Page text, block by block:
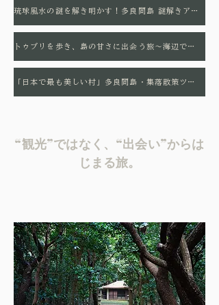
琉球風水の謎を解き明かす！多良間島 謎解きアドベンチャー（移動手段選択制）
トゥブリを歩き、島の甘さに出会う旅〜海辺で楽しむ黒糖コーヒーとカチ割り黒糖体験〜
「日本で最も美しい村」多良間島・集落散策ツアー ― 暮らしの中に息づく、美しさの理由を歩いて知る ―
“観光”ではなく、“出会い”からは
じまる旅。